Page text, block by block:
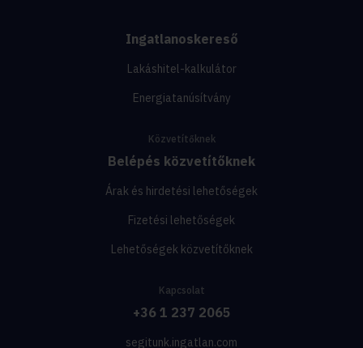
Ingatlanoskereső
Lakáshitel-kalkulátor
Energiatanúsítvány
Közvetítőknek
Belépés közvetítőknek
Árak és hirdetési lehetőségek
Fizetési lehetőségek
Lehetőségek közvetítőknek
Kapcsolat
+36 1 237 2065
segitunk.ingatlan.com